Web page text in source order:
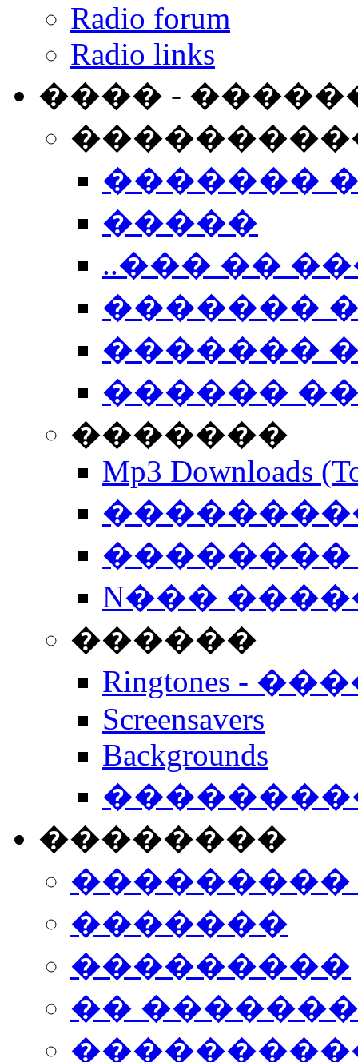
Radio forum
Radio links
���� -
�������
�����
..��� ��
�������
�������
������
�������
Mp3 Downloads
��������
N���
������
Ringtones -
Screensavers
Backgrounds
��������
���������
�������
���������
��